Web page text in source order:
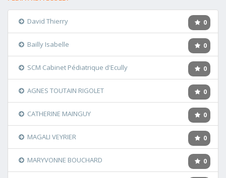
0
David Thierry
0
Bailly Isabelle
0
SCM Cabinet Pédiatrique d'Ecully
0
AGNES TOUTAIN RIGOLET
0
CATHERINE MAINGUY
0
MAGALI VEYRIER
0
MARYVONNE BOUCHARD